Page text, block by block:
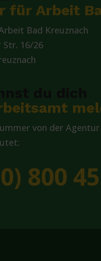
für Arbeit
Bad Kreuznach
Str. 16/26
von der
800